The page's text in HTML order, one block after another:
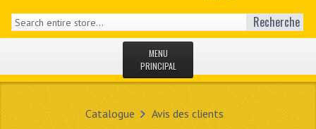
Recherche
MENU
PRINCIPAL
Catalogue Avis des clients